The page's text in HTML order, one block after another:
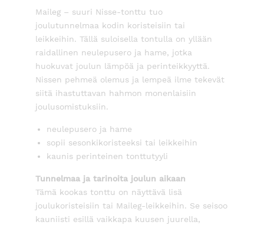
Maileg – suuri Nisse-tonttu tuo
joulutunnelmaa kodin koristeisiin tai
leikkeihin. Tällä suloisella tontulla on yllään
raidallinen neulepusero ja hame, jotka
huokuvat joulun lämpöä ja perinteikkyyttä.
Nissen pehmeä olemus ja lempeä ilme tekevät
siitä ihastuttavan hahmon monenlaisiin
joulusomistuksiin.
neulepusero ja hame
sopii sesonkikoristeeksi tai leikkeihin
kaunis perinteinen tonttutyyli
Tunnelmaa ja tarinoita joulun aikaan
Tämä kookas tonttu on näyttävä lisä
joulukoristeisiin tai Maileg-leikkeihin. Se seisoo
kauniisti esillä vaikkapa kuusen juurella,